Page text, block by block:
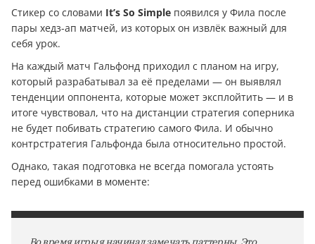
Стикер со словами It’s So Simple появился у Фила после
пары хедз-ап матчей, из которых он извлёк важный для
себя урок.
На каждый матч Гальфонд приходил с планом на игру,
который разрабатывал за её пределами — он выявлял
тенденции оппонента, которые может эксплойтить — и в
итоге чувствовал, что на дистанции стратегия соперника
не будет побивать стратегию самого Фила. И обычно
контрстратегия Гальфонда была относительно простой.
Однако, такая подготовка не всегда помогала устоять
перед ошибками в моменте: